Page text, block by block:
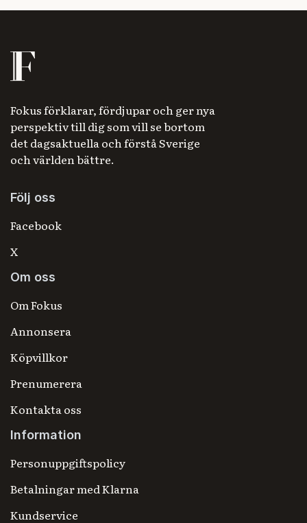
Fokus förklarar, fördjupar och ger nya
perspektiv till dig som vill se bortom
det dagsaktuella och förstå Sverige
och världen bättre.
Följ oss
Facebook
X
Om oss
Om Fokus
Annonsera
Köpvillkor
Prenumerera
Kontakta oss
Information
Personuppgiftspolicy
Betalningar med Klarna
Kundservice